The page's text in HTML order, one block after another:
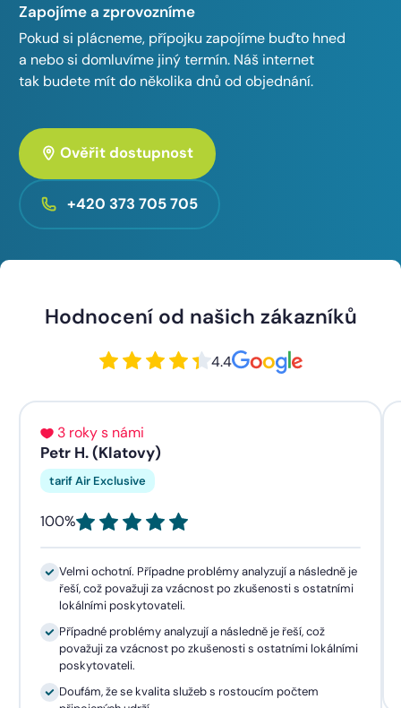
Zapojíme a zprovozníme
Pokud si plácneme, přípojku zapojíme buďto hned
a nebo si domluvíme jiný termín. Náš internet
tak budete mít do několika dnů od objednání.
Ověřit dostupnost
+420 373 705 705
Hodnocení od našich zákazníků
4.4
3 roky s námi
Petr H. (Klatovy)
tarif Air Exclusive
100%
Velmi ochotní. Případne problémy analyzují a následně je
řeší, což považuji za vzácnost po zkušenosti s ostatními
lokálními poskytovateli.
Případné problémy analyzují a následně je řeší, což
považuji za vzácnost po zkušenosti s ostatními lokálními
poskytovateli.
Doufám, že se kvalita služeb s rostoucím počtem